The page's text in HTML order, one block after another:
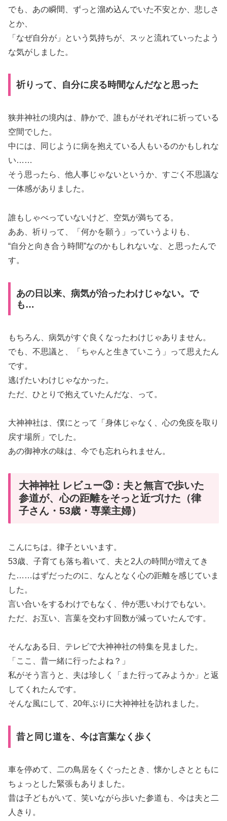
でも、あの瞬間、ずっと溜め込んでいた不安とか、悲しさ
とか、
「なぜ自分が」という気持ちが、スッと流れていったよう
な気がしました。
祈りって、自分に戻る時間なんだなと思った
狭井神社の境内は、静かで、誰もがそれぞれに祈っている
空間でした。
中には、同じように病を抱えている人もいるのかもしれな
い……
そう思ったら、他人事じゃないというか、すごく不思議な
一体感がありました。
誰もしゃべっていないけど、空気が満ちてる。
ああ、祈りって、「何かを願う」っていうよりも、
“自分と向き合う時間”なのかもしれないな、と思ったんで
す。
あの日以来、病気が治ったわけじゃない。で
も…
もちろん、病気がすぐ良くなったわけじゃありません。
でも、不思議と、「ちゃんと生きていこう」って思えたん
です。
逃げたいわけじゃなかった。
ただ、ひとりで抱えていたんだな、って。
大神神社は、僕にとって「身体じゃなく、心の免疫を取り
戻す場所」でした。
あの御神水の味は、今でも忘れられません。
大神神社 レビュー③：夫と無言で歩いた
参道が、心の距離をそっと近づけた（律
子さん・53歳・専業主婦）
こんにちは。律子といいます。
53歳、子育ても落ち着いて、夫と2人の時間が増えてき
た……はずだったのに、なんとなく心の距離を感じていま
した。
言い合いをするわけでもなく、仲が悪いわけでもない。
ただ、お互い、言葉を交わす回数が減っていたんです。
そんなある日、テレビで大神神社の特集を見ました。
「ここ、昔一緒に行ったよね？」
私がそう言うと、夫は珍しく「また行ってみようか」と返
してくれたんです。
そんな風にして、20年ぶりに大神神社を訪れました。
昔と同じ道を、今は言葉なく歩く
車を停めて、二の鳥居をくぐったとき、懐かしさとともに
ちょっとした緊張もありました。
昔は子どもがいて、笑いながら歩いた参道も、今は夫と二
人きり。